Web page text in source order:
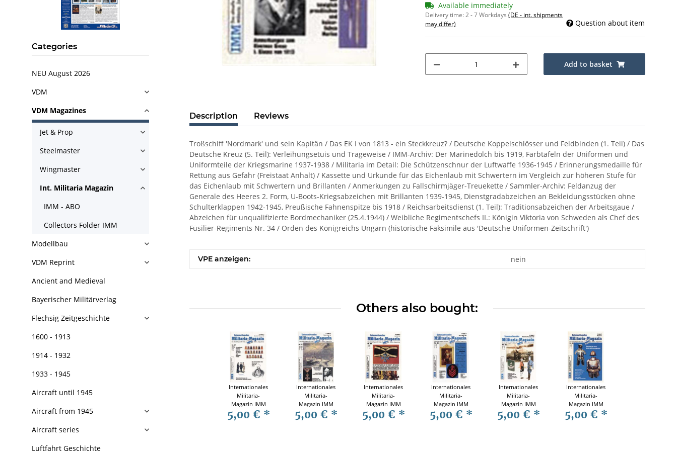
Available immediately
Delivery time:2 - 7 Workdays(DE - int. shipments
may differ)
Question about item
Add to basket
Description Reviews
Troßschiff 'Nordmark' und sein Kapitän / Das EK I von 1813 - ein Steckkreuz? / Deutsche Koppelschlösser und Feldbinden (1. Teil) / Das
Deutsche Kreuz (5. Teil): Verleihungsetuis und Trageweise / IMM-Archiv: Der Marinedolch bis 1919, Farbtafeln der Uniformen und
Uniformteile der Kriegsmarine 1937-1938 / Militaria im Detail: Die Schützenschnur der Luftwaffe 1936-1945 / Erinnerungsmedaille für
Rettung aus Gefahr (Freistaat Anhalt) / Kassette und Urkunde für das Eichenlaub mit Schwertern im Vergleich zur höheren Stufe für
das Eichenlaub mit Schwertern und Brillanten / Anmerkungen zu Fallschirmjäger-Treuekette / Sammler-Archiv: Feldanzug der
Generale des Heeres 2. Form, U-Boots-Kriegsabzeichen mit Brillanten 1939-1945, Dienstgradabzeichen an Bekleidungsstücken ohne
Schulterklappen 1942-1945, Preußische Fahnenspitze bis 1918 / Reichsarbeitsdienst (1. Teil): Traditionsabzeichen der Arbeitsgaue /
Abzeichen für unqualifizierte Bordmechaniker (25.4.1944) / Weibliche Regimentschefs II.: Königin Viktoria von Schweden als Chef des
Füsilier-Regiments Nr. 34 / Orden des Königreichs Ungarn (historische Faksimile aus 'Deutsche Uniformen-Zeitschrift')
VPE anzeigen: nein
Others also bought:
Internationales
Militaria-
Magazin IMM
Nr. 67
5,00 € *
Internationales
Militaria-
Magazin IMM
Nr. 72
5,00 € *
Internationales
Militaria-
Magazin IMM
Nr. 64
5,00 € *
Internationales
Militaria-
Magazin IMM
Nr. 65
5,00 € *
Internationales
Militaria-
Magazin IMM
Nr. 66
5,00 € *
Internationales
Militaria-
Magazin IMM
Nr. 63
5,00 € *
Categories
NEU August 2026
VDM
VDM Magazines
Jet & Prop
Steelmaster
Wingmaster
Int. Militaria Magazin
IMM - ABO
Collectors Folder IMM
Modellbau
VDM Reprint
Ancient and Medieval
Bayerischer Militärverlag
Flechsig Zeitgeschichte
1600 - 1913
1914 - 1932
1933 - 1945
Aircraft until 1945
Aircraft from 1945
Aircraft series
Luftfahrt Geschichte